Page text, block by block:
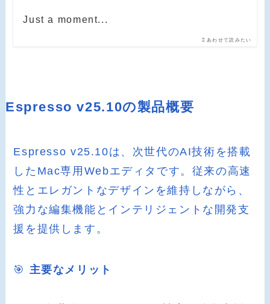
あわせて読みたい
Just a moment...
Espresso v25.10の製品概要
Espresso v25.10は、次世代のAI技術を搭載
したMac専用Webエディタです。従来の高速
性とエレガントなデザインを維持しながら、
強力な編集機能とインテリジェントな開発支
援を提供します。
🎯 主要なメリット